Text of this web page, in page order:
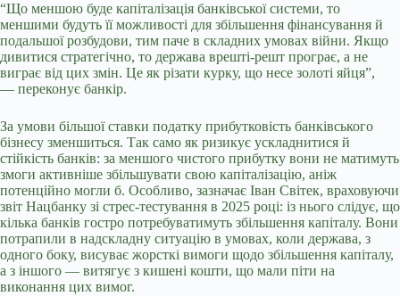
“Що меншою буде капіталізація банківської системи, то
меншими будуть її можливості для збільшення фінансування й
подальшої розбудови, тим паче в складних умовах війни. Якщо
дивитися стратегічно, то держава врешті-решт програє, а не
виграє від цих змін. Це як різати курку, що несе золоті яйця”,
— переконує банкір.
За умови більшої ставки податку прибутковість банківського
бізнесу зменшиться. Так само як ризикує ускладнитися й
стійкість банків: за меншого чистого прибутку вони не матимуть
змоги активніше збільшувати свою капіталізацію, аніж
потенційно могли б. Особливо, зазначає Іван Світек, враховуючи
звіт Нацбанку зі стрес-тестування в 2025 році: із нього слідує, що
кілька банків гостро потребуватимуть збільшення капіталу. Вони
потрапили в надскладну ситуацію в умовах, коли держава, з
одного боку, висуває жорсткі вимоги щодо збільшення капіталу,
а з іншого — витягує з кишені кошти, що мали піти на
виконання цих вимог.